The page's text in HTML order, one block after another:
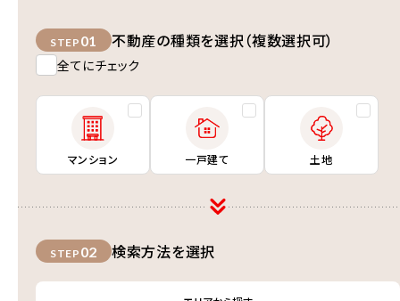
STEP 01 不動産の種類を選択（複数選択可）
全てにチェック
マンション 一戸建て 土地
STEP 02 検索方法を選択